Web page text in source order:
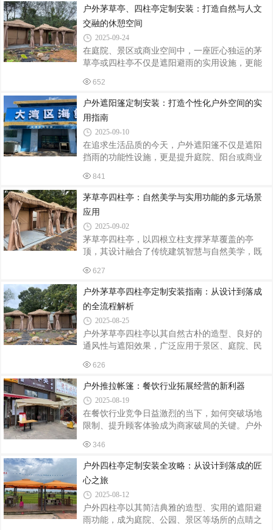
使用寿命突破5年，定制需求年均增长22%。一、
定制设计：场景化需求驱动参数优化荷载参数适
配餐饮类帐篷需承载200kg/m²活荷载，主梁采用
30mm×50mm镀锌方管；仓储类帐篷需满足
500kg/m²堆码强度，立柱选用双层12号槽钢。例
如，某物流中心定制的10m×30m推拉棚，通过有
限元分析优化立柱间距至3.5m，较传统设计节省
户外茅草亭、四柱亭定制安装：打造自然与人文
交融的休憩空间
2025-09-24
在庭院、景区或商业空间中，一座匠心独运的茅
草亭或四柱亭不仅是遮阳避雨的实用设施，更能
围。从设计定制到安装落地，每个环节都需兼顾
美学、功能与安全性，以下为您解析关键要点。
一、定制设计：融合场景与文化风格定位需与周
边环境协调。中式园林宜选用飞檐翘角的四柱
亭，搭配木质榫卯结构，展现传统建筑韵味；现
代庭院可选择简约几何造型的茅草亭，以钢结构
为骨架，搭配天然茅草或仿生材料，营造自然与
工业风的碰撞。尺寸规划要依据使用场景：庭院
652
户外遮阳篷定制安装：打造个性化户外空间的实
用指南
2025-09-10
在追求生活品质的今天，户外遮阳篷不仅是遮阳
挡雨的功能性设施，更是提升庭院、阳台或商业
安装，遮阳篷能完美融入环境，为生活增添舒适
与格调。定制前：明确需求与场景适配定制遮阳
篷的第一步是明确使用场景与核心需求。家庭用
户需考虑遮阳面积、光照角度及家庭成员习惯：
若用于阳台阅读区，可选择透光率30%-50%的阳
光板材质，既能过滤紫外线，又能保持光线柔
和；若为庭院烧烤区设计，则需选择防水等级达
IPX4以上的PVC涂层帆布，确保突遇小雨时活动
841
茅草亭四柱亭：自然美学与实用功能的多元场景
应用
2025-09-02
茅草亭四柱亭，以四根立柱支撑茅草覆盖的亭
顶，其设计融合了传统建筑智慧与自然美学，既
耐用性与适应性。从园林景观到休闲商业，从私
人庭院到公共空间，四柱茅草亭以灵活的布局和
独特的视觉效果，成为空间营造中的点睛之笔。
以下从四大场景解析其应用价值。一、园林景
观：自然与人文的诗意对话在古典园林或现代生
态公园中，四柱茅草亭常作为“框景”元素，与山
水、植物形成呼应。其茅草顶的天然纹理与石
径、竹林、流水相映成趣，营造出“虽由人作，宛
627
户外茅草亭四柱亭定制安装指南：从设计到落成
的全流程解析
2025-08-25
户外茅草亭四柱亭以其自然古朴的造型、良好的
通风性与遮阳效果，广泛应用于景区、庭院、民
文从定制设计、材料选择、安装施工到后期维
护，系统解析四柱茅草亭的全流程要点。一、定
制设计：功能与美学的平衡场景适配：庭院空
间：采用直径3-4米的四柱亭，搭配木质桌椅，打
造私密茶歇区；景区步道：设计跨度6米以上的大
亭，结合石凳与导览标识，提供休憩与信息指引
功能；湖畔景观：通过抬高亭基（0.5-1米）与镂
化：柱距比例：四柱间距遵循“黄金分割”
626
户外推拉帐篷：餐饮行业拓展经营的新利器
2025-08-19
在餐饮行业竞争日益激烈的当下，如何突破场地
限制、提升顾客体验成为商家破局的关键。户外
业拓展经营场景的“秘密武器”，为商家创造更多可
能。灵活拓展空间，应对多元需求传统餐厅常受
限于固定面积，高峰期易出现客满等位的情况。
户外推拉帐篷可快速搭建在餐厅外，瞬间将用餐
区域扩展至数十甚至上百平方米。无论是家庭聚
餐、朋友派对，还是企业团建，都能轻松容纳更
多顾客。例如，烧烤店在夏季夜晚推出“星空烧
346
户外四柱亭定制安装全攻略：从设计到落成的匠
心之旅
2025-08-12
户外四柱亭以其简洁典雅的造型、实用的遮阳避
雨功能，成为庭院、公园、景区等场所的点睛之